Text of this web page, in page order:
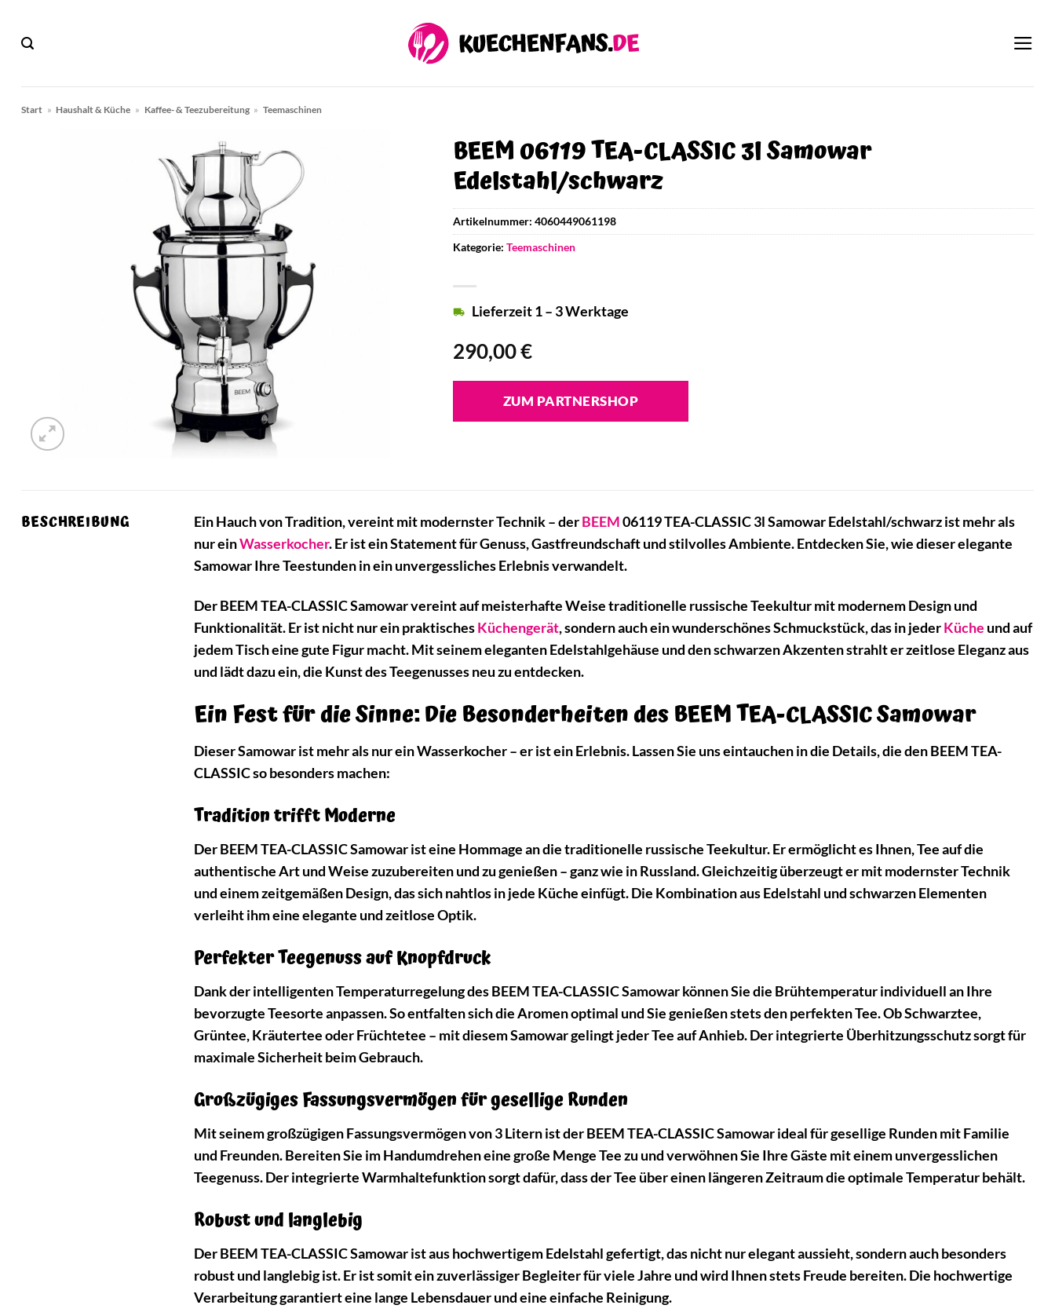
springen
Start » Haushalt & Küche » Kaffee- & Teezubereitung » Teemaschinen
BEEM 06119 TEA-CLASSIC 3l Samowar
Edelstahl/schwarz
290,00€
Lieferzeit 1 – 3 Werktage
ZUM PARTNERSHOP
Artikelnummer: 4060449061198
Kategorie: Teemaschinen
BESCHREIBUNG Ein Hauch von Tradition, vereint mit modernster Technik – derBEEM06119 TEA-CLASSIC 3l Samowar Edelstahl/schwarz ist mehr als
nur einWasserkocher. Er ist ein Statement für Genuss, Gastfreundschaft und stilvolles Ambiente. Entdecken Sie, wie dieser elegante
Samowar Ihre Teestunden in ein unvergessliches Erlebnis verwandelt.
Der BEEM TEA-CLASSIC Samowar vereint auf meisterhafte Weise traditionelle russische Teekultur mit modernem Design und
Funktionalität. Er ist nicht nur ein praktischesKüchengerät, sondern auch ein wunderschönes Schmuckstück, das in jederKüche und auf
jedem Tisch eine gute Figur macht. Mit seinem eleganten Edelstahlgehäuse und den schwarzen Akzenten strahlt er zeitlose Eleganz aus
und lädt dazu ein, die Kunst des Teegenusses neu zu entdecken.
Ein Fest für die Sinne: Die Besonderheiten des BEEM TEA-CLASSIC Samowar
Dieser Samowar ist mehr als nur ein Wasserkocher – er ist ein Erlebnis. Lassen Sie uns eintauchen in die Details, die den BEEM TEA-
CLASSIC so besonders machen:
Tradition trifft Moderne
Der BEEM TEA-CLASSIC Samowar ist eine Hommage an die traditionelle russische Teekultur. Er ermöglicht es Ihnen, Tee auf die
authentische Art und Weise zuzubereiten und zu genießen – ganz wie in Russland. Gleichzeitig überzeugt er mit modernster Technik
und einem zeitgemäßen Design, das sich nahtlos in jede Küche einfügt. Die Kombination aus Edelstahl und schwarzen Elementen
verleiht ihm eine elegante und zeitlose Optik.
Perfekter Teegenuss auf Knopfdruck
Dank der intelligenten Temperaturregelung des BEEM TEA-CLASSIC Samowar können Sie die Brühtemperatur individuell an Ihre
bevorzugte Teesorte anpassen. So entfalten sich die Aromen optimal und Sie genießen stets den perfekten Tee. Ob Schwarztee,
Grüntee, Kräutertee oder Früchtetee – mit diesem Samowar gelingt jeder Tee auf Anhieb. Der integrierte Überhitzungsschutz sorgt für
maximale Sicherheit beim Gebrauch.
Großzügiges Fassungsvermögen für gesellige Runden
Mit seinem großzügigen Fassungsvermögen von 3 Litern ist der BEEM TEA-CLASSIC Samowar ideal für gesellige Runden mit Familie
und Freunden. Bereiten Sie im Handumdrehen eine große Menge Tee zu und verwöhnen Sie Ihre Gäste mit einem unvergesslichen
Teegenuss. Der integrierte Warmhaltefunktion sorgt dafür, dass der Tee über einen längeren Zeitraum die optimale Temperatur behält.
Robust und langlebig
Der BEEM TEA-CLASSIC Samowar ist aus hochwertigem Edelstahl gefertigt, das nicht nur elegant aussieht, sondern auch besonders
robust und langlebig ist. Er ist somit ein zuverlässiger Begleiter für viele Jahre und wird Ihnen stets Freude bereiten. Die hochwertige
Verarbeitung garantiert eine lange Lebensdauer und eine einfache Reinigung.